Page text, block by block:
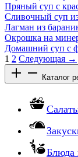
Пряный суп с
Сливочный суп
Лагман из
Окрошка на
Домашний суп с
1 2 Следующая →
Каталог
Блюда